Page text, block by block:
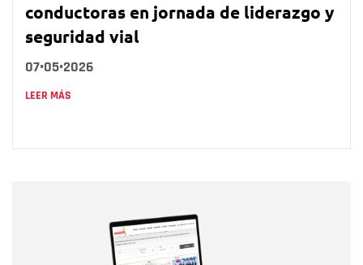
conductoras en jornada de liderazgo y
seguridad vial
07•05•2026
LEER MÁS
Correo electrónico